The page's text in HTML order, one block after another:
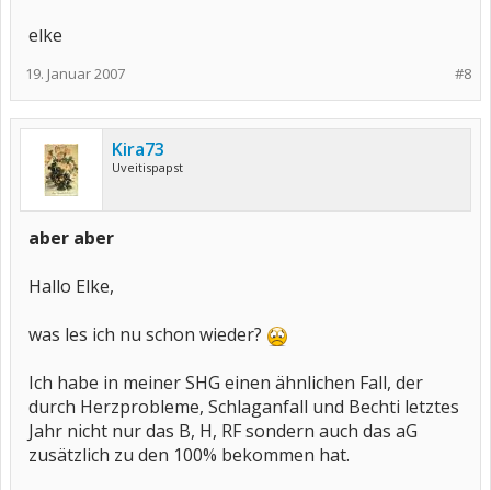
elke
#8
19. Januar 2007
Kira73
Uveitispapst
aber aber
Hallo Elke,
was les ich nu schon wieder?
Ich habe in meiner SHG einen ähnlichen Fall, der
durch Herzprobleme, Schlaganfall und Bechti letztes
Jahr nicht nur das B, H, RF sondern auch das aG
zusätzlich zu den 100% bekommen hat.